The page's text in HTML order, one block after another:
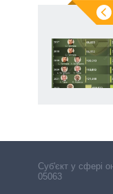
Cуб'єкт у сфері
05063